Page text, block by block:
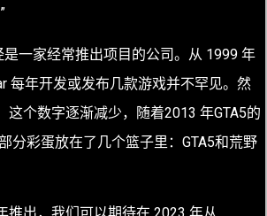
是一家经常推出项目的公司。从 1999 年
每年开发或发布几款游戏并不罕见。然
这个数字逐渐减少，随着2013 年GTA5的
分彩蛋放在了几个篮子里：GTA5和荒野